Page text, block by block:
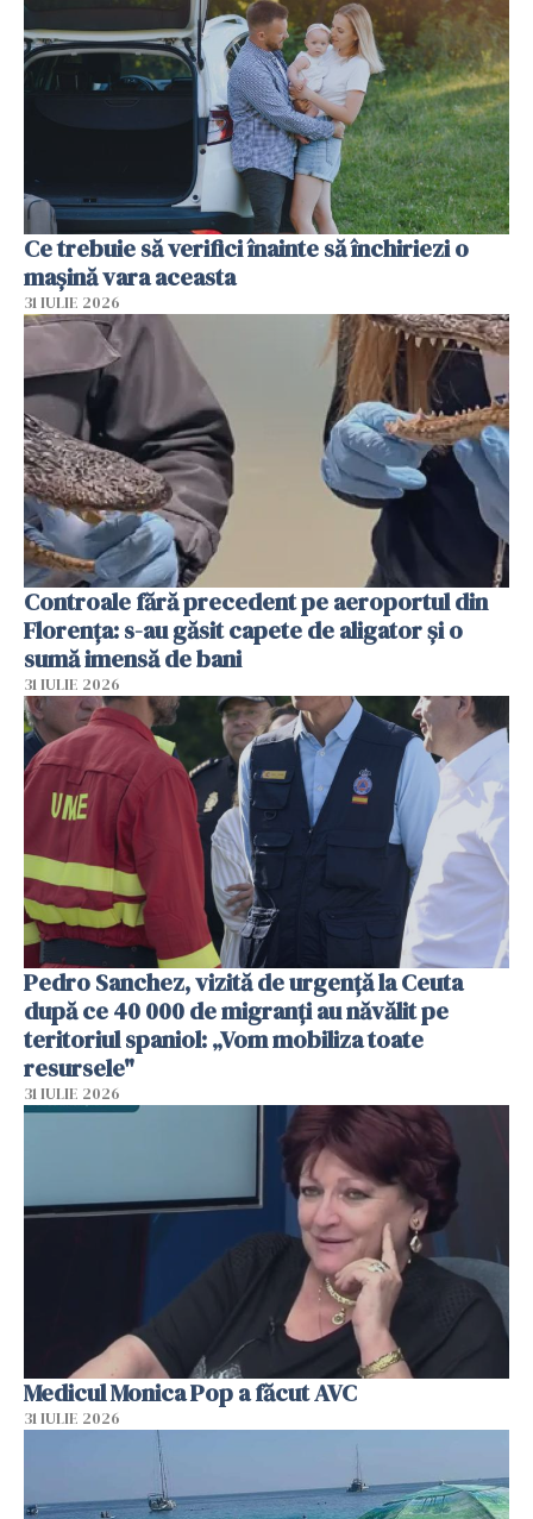
Ce trebuie să verifici înainte să închiriezi o
mașină vara aceasta
31 IULIE 2026
Controale fără precedent pe aeroportul din
Florența: s-au găsit capete de aligator și o
sumă imensă de bani
31 IULIE 2026
Pedro Sanchez, vizită de urgență la Ceuta
după ce 40 000 de migranți au năvălit pe
teritoriul spaniol: „Vom mobiliza toate
resursele"
31 IULIE 2026
Medicul Monica Pop a făcut AVC
31 IULIE 2026